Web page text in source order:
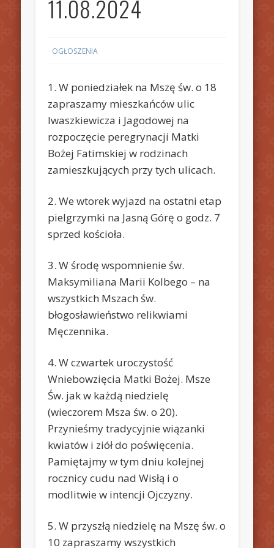
11.08.2024
OGŁOSZENIA
1. W poniedziałek na Mszę św. o 18
zapraszamy mieszkańców ulic
Iwaszkiewicza i Jagodowej na
rozpoczęcie peregrynacji Matki
Bożej Fatimskiej w rodzinach
zamieszkujących przy tych ulicach.
2. We wtorek wyjazd na ostatni etap
pielgrzymki na Jasną Górę o godz. 7
sprzed kościoła.
3. W środę wspomnienie św.
Maksymiliana Marii Kolbego – na
wszystkich Mszach św.
błogosławieństwo relikwiami
Męczennika.
4. W czwartek uroczystość
Wniebowzięcia Matki Bożej. Msze
Św. jak w każdą niedzielę
(wieczorem Msza św. o 20).
Przynieśmy tradycyjnie wiązanki
kwiatów i ziół do poświęcenia.
Pamiętajmy w tym dniu kolejnej
rocznicy cudu nad Wisłą i o
modlitwie w intencji Ojczyzny.
5. W przyszłą niedzielę na Mszę św. o
10 zapraszamy wszystkich